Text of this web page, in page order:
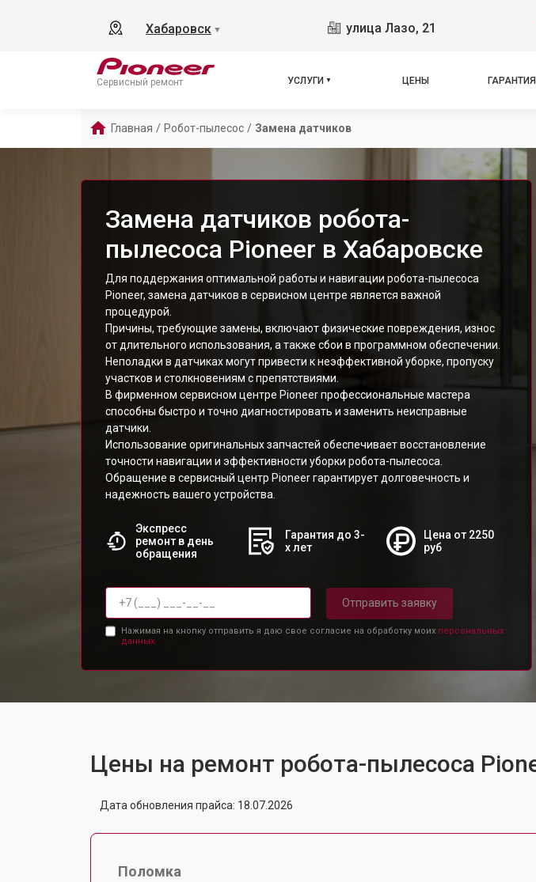
Хабаровск ▼ улица Лазо, 21
Сервисный ремонт УСЛУГИ ЦЕНЫ ГАРАНТИЯ
Главная / Робот-пылесос / Замена датчиков
Замена датчиков робота-
пылесоса Pioneer в Хабаровске
Для поддержания оптимальной работы и навигации робота-пылесоса
Pioneer, замена датчиков в сервисном центре является важной
процедурой.
Причины, требующие замены, включают физические повреждения, износ
от длительного использования, а также сбои в программном обеспечении.
Неполадки в датчиках могут привести к неэффективной уборке, пропуску
участков и столкновениям с препятствиями.
В фирменном сервисном центре Pioneer профессиональные мастера
способны быстро и точно диагностировать и заменить неисправные
датчики.
Использование оригинальных запчастей обеспечивает восстановление
точности навигации и эффективности уборки робота-пылесоса.
Обращение в сервисный центр Pioneer гарантирует долговечность и
надежность вашего устройства.
Экспресс
ремонт в день
обращения
Гарантия до 3-
х лет
Цена от 2250
руб
Отправить заявку
Нажимая на кнопку отправить я даю свое согласие на обработку моих персональных
данных.
Цены на ремонт робота-пылесоса
Дата обновления прайса: 18.07.2026
Поломка